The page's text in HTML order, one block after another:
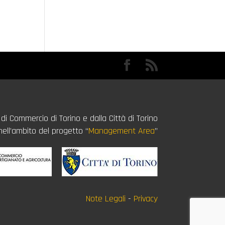
Commercio di Torino e dalla Città di Torino
del progetto “Management Area”
Note Legali - Privacy